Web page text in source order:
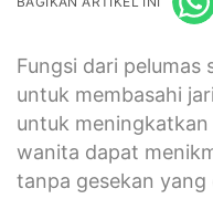
Fungsi dari pelumas
untuk membasahi
untuk meningkatkan
wanita dapat
tanpa gesekan